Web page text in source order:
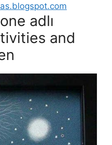
adlı
and